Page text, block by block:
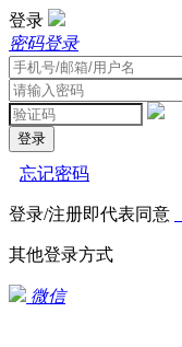
登录
密码登录
登录
忘记密码
登录/注册即代表同意
其他登录方式
微信